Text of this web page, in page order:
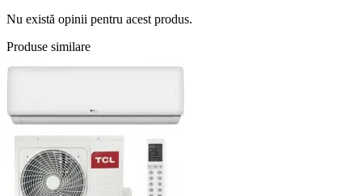
Nu există opinii pentru acest produs.
Produse similare